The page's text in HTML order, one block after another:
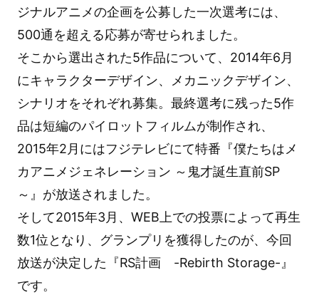
ジナルアニメの企画を公募した一次選考には、
500通を超える応募が寄せられました。
そこから選出された5作品について、2014年6月
にキャラクターデザイン、メカニックデザイン、
シナリオをそれぞれ募集。最終選考に残った5作
品は短編のパイロットフィルムが制作され、
2015年2月にはフジテレビにて特番『僕たちはメ
カアニメジェネレーション ～鬼才誕生直前SP
～』が放送されました。
そして2015年3月、WEB上での投票によって再生
数1位となり、グランプリを獲得したのが、今回
放送が決定した『RS計画 -Rebirth Storage-』
です。